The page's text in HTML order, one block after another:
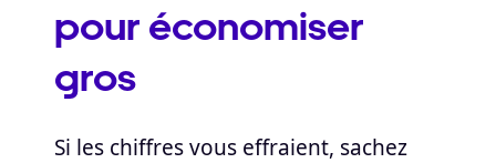
pour économiser
gros
Si les chiffres vous effraient, sachez